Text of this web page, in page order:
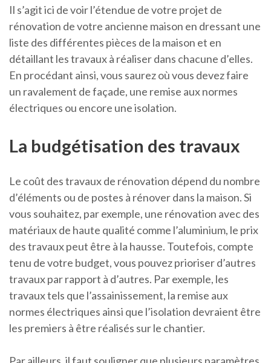
Il s’agit ici de voir l’étendue de votre projet de
rénovation de votre ancienne maison en dressant une
liste des différentes pièces de la maison et en
détaillant les travaux à réaliser dans chacune d’elles.
En procédant ainsi, vous saurez où vous devez faire
un ravalement de façade, une remise aux normes
électriques ou encore une isolation.
La budgétisation des travaux
Le coût des travaux de rénovation dépend du nombre
d’éléments ou de postes à rénover dans la maison. Si
vous souhaitez, par exemple, une rénovation avec des
matériaux de haute qualité comme l’aluminium, le prix
des travaux peut être à la hausse. Toutefois, compte
tenu de votre budget, vous pouvez prioriser d’autres
travaux par rapport à d’autres. Par exemple, les
travaux tels que l’assainissement, la remise aux
normes électriques ainsi que l’isolation devraient être
les premiers à être réalisés sur le chantier.